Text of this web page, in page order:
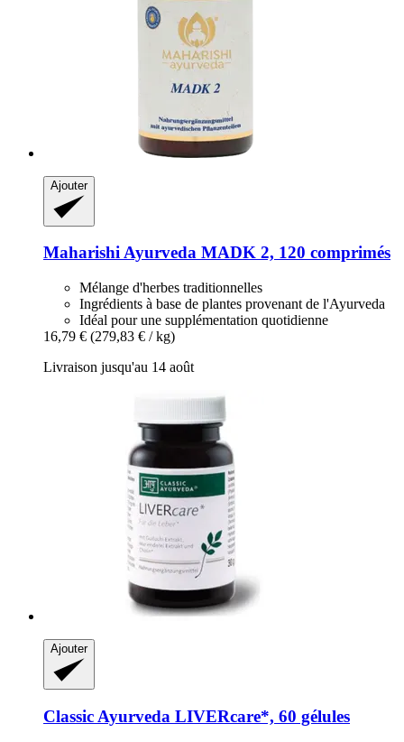
Ajouter
Maharishi Ayurveda MADK 2, 120 comprimés
Mélange d'herbes traditionnelles
Ingrédients à base de plantes provenant de l'Ayurveda
Idéal pour une supplémentation quotidienne
16,79 € (279,83 € / kg)
Livraison jusqu'au 14 août
Ajouter
Classic Ayurveda LIVERcare*, 60 gélules